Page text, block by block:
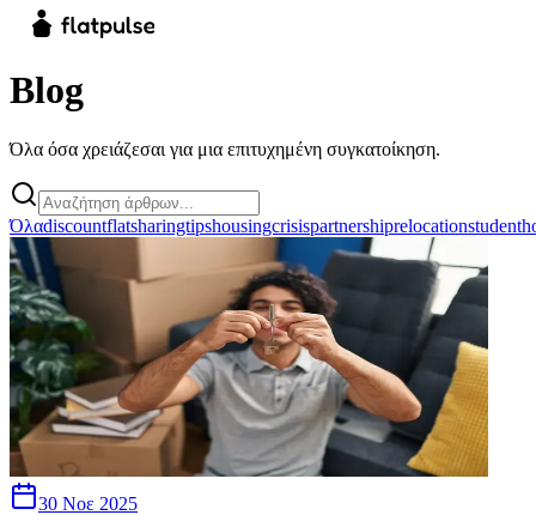
Blog
Όλα όσα χρειάζεσαι για μια επιτυχημένη συγκατοίκηση.
Όλαdiscountflatsharingtipshousingcrisispartnershiprelocation
30 Νοε 2025